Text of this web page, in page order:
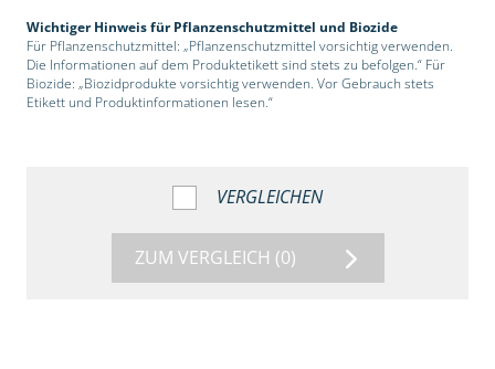
Wichtiger Hinweis für Pflanzenschutzmittel und Biozide
Für Pflanzenschutzmittel: „Pflanzenschutzmittel vorsichtig verwenden.
Die Informationen auf dem Produktetikett sind stets zu befolgen.“ Für
Biozide: „Biozidprodukte vorsichtig verwenden. Vor Gebrauch stets
Etikett und Produktinformationen lesen.“
VERGLEICHEN
ZUM VERGLEICH (0)